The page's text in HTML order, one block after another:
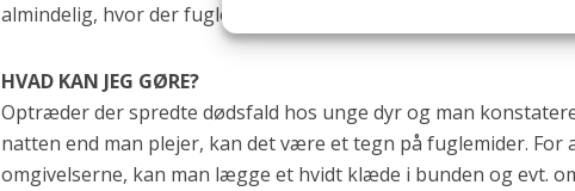
almindelig, hvor der fugle i flokke.
HVAD KAN JEG GØRE?
Optræder der spredte dødsfald hos unge dyr og man
natten end man plejer, kan det være et tegn på fuglemider. For
omgivelserne, kan man lægge et hvidt klæde i bunden og evt.